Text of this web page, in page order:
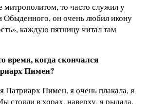
митрополитом, то часто служил у
Обыденного, он очень любил икону
каждую пятницу читал там
время, когда скончался
Пимен?
Патриарх Пимен, я очень плакала, я
стояли в хорах, наверху, я рыдала.